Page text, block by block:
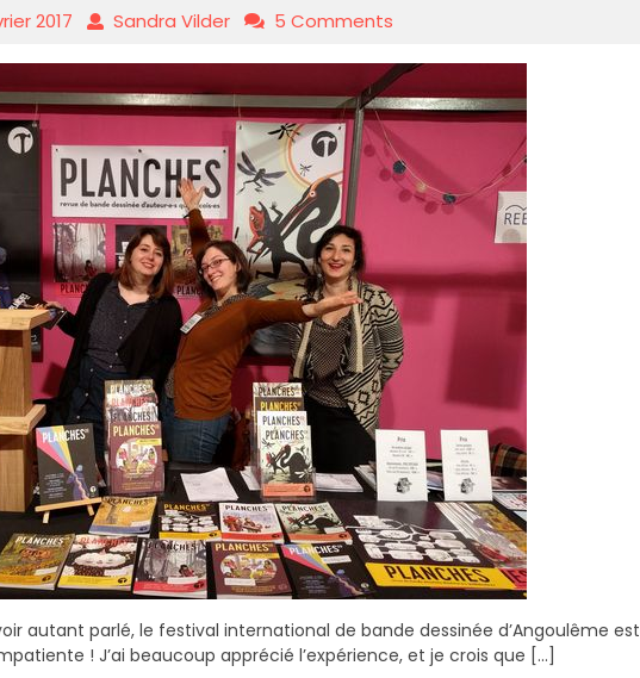
2017 Sandra Vilder 5 Comments
autant parlé, le festival international de bande dessinée d’Angoulême est
! J’ai beaucoup apprécié l’expérience, et je crois que [...]